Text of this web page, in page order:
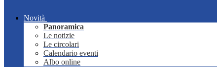
Novità
Panoramica
Le notizie
Le circolari
Calendario eventi
Albo online